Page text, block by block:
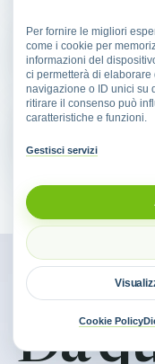
Per fornire le migliori
come i cookie per
informazioni del
ci permetterà di
navigazione o ID unici su
ritirare il consenso può
caratteristiche e funzioni.
Gestisci servizi
Cookie Policy
Quali
Sabino?
Cosa fare
BORGHI DELLA SABINA
Da